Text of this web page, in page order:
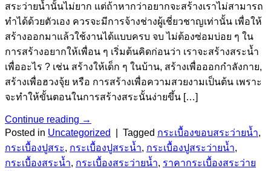
สระว่ายน้ำนั้นไม่ยาก แต่ถ้าหากว่าอยากจะสร้างเราไม่สามารถ
ทำได้ด้วยตัวเอง ควรจะมีการจ้างช่างผู้เชี่ยวชาญเท่านั้น เพื่อให้
สร้างออกมาแล้วใช้งานได้แบบครบ จบ ไม่ต้องซ่อมบ่อย ๆ ใน
การสร้างอยากให้เพื่อน ๆ เริ่มต้นคิดก่อนว่า เราจะสร้างสระน้ำ
เพื่ออะไร ? เช่น สร้างให้เด็ก ๆ ในบ้าน, สร้างเพื่อออกกำลังกาย,
สร้างเพื่อฮวงจุ้ย หรือ การสร้างเพื่อความสวยงามเป็นต้น เพราะ
จะทำให้ขั้นตอนในการสร้างสระนั้นง่ายขึ้น […]
Continue reading →
Posted in Uncategorized Tagged กระเบื้องขอบสระว่ายน้ำ,
กระเบื้องปูสระ, กระเบื้องปูสระน้ำ, กระเบื้องปูสระว่ายน้ำ,
กระเบื้องสระน้ำ, กระเบื้องสระว่ายน้ำ, ราคากระเบื้องสระว่าย